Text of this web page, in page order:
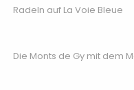
Radeln auf La Voie Bleue
Die Monts de Gy mit dem